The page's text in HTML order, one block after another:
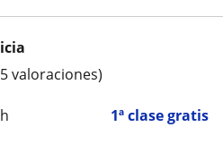
1ª clase gratis
valoraciones)